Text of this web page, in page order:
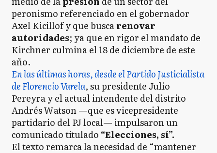
peronismo referenciado en el gobernador
Axel Kicillof y que buscarenovar
autoridades; ya que en rigor el mandato de
Kirchner culmina el 18 de diciembre de este
año.
En las últimas horas, desde el Partido Justicialista
de Florencio Varela, su presidente Julio
Pereyra y el actual intendente del distrito
Andrés Watson —que es vicepresidente
partidario del PJ local— impulsaron un
comunicado titulado “Elecciones, sí”.
El texto remarca la necesidad de “mantener